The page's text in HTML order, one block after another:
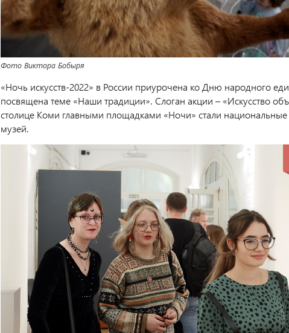
Фото Виктора Бобыря
«Ночь искусств-2022» в России приурочена ко Дню народного
посвящена теме «Наши традиции». Слоган акции – «Искусство
столице Коми главными площадками «Ночи» стали национальные
музей.